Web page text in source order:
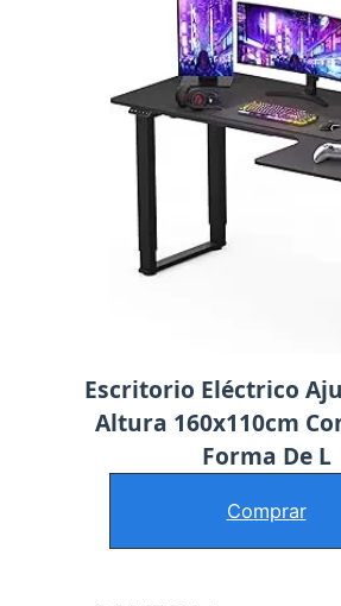
Escritorio Eléctrico
Altura 160x110cm
Forma De L
Comprar